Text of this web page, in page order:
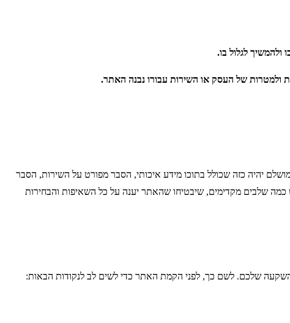
לגלול בו.
של העסק או השירות עבורו נבנה האתר.
יהיה כזה שכולל בתוכו מידע איכותי, הסבר מפורט על השירות, הסבר
שלבים מקדימים, שיבטיחו שהאתר יענה על כל השאיפות והבחירות
שלכם. לשם כך, לפני הקמת האתר כדי לשים לב לנקודות הבאות: